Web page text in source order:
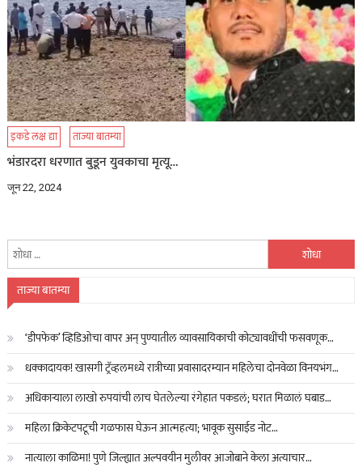
इकडे लक्ष द्या ताज्या बातम्या
भंडारदरा धरणात बुडून युवकाचा मृत्यू…
जून 22, 2024
शोध
ताज्या बातम्या
‘डीपफेक’ व्हिडिओचा वापर अन् पुण्यातील व्यावसायिकाची कोट्यावधींची फसवणूक…
धक्कादायक! खासगी ट्रॅव्हलमध्ये रात्रीच्या प्रवासादरम्यान महिलेचा दोनवेळा विनयभंग…
अधिकाऱ्याला लाखो रुपयांची लाच घेतलेल्या रंगेहात पकडलं; घरात मिळालं घबाड…
महिला क्रिकेटपटूची गळफास घेऊन आत्महत्या; भावूक सुसाईड नोट…
नात्याला काळिमा! पुणे जिल्ह्यात अल्पवयीन मुलीवर आजोबाने केला अत्याचार…